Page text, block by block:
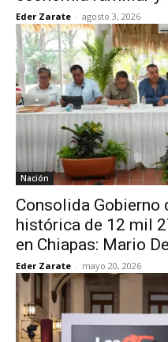
Eder Zarate - agosto 3, 2026
Nación
Consolida
histórica de 12 mil
en Chiapas: Mario
Eder Zarate - mayo 20, 2026